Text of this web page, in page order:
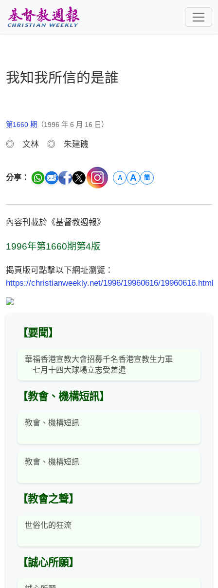
我知我所信的是誰
第1660 期 （1996 年 6 月 16 日）
◎ 文林 ◎ 朱建磯
分享： A A 簡
內容刊載於《基督教週報》
1996年第1660期第4版
揭頁版可點擊以下網址瀏覽：
https://christianweekly.net/1996/19960616/19960616.html
【要聞】
華福香港宣教大會招募千名香港宣教生力軍
七月十四大球場立志受差遣
【教會、機構短訊】
教會、機構短訊
教會、機構短訊
【教會之聲】
世俗化的狂流
【誠心所願】